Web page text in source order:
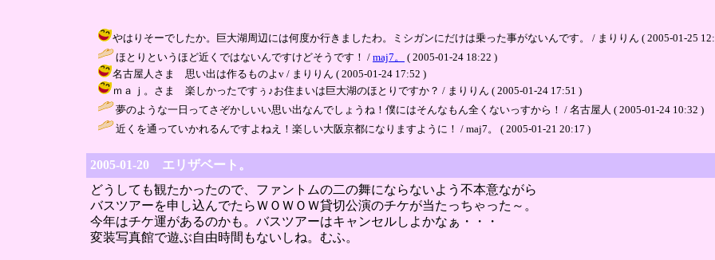
やはりそーでしたか。巨大湖周辺には何度か行きましたわ。ミシガンにだけは乗った事がないんです。 / まりりん ( 2005-01-25
ほとりというほど近くではないんですけどそうです！ / maj7。
( 2005-01-24 18:22 )
名古屋人さま 思い出は作るものよv / まりりん ( 2005-01-24 17:52 )
ｍａｊ。さま 楽しかったですぅ♪お住まいは巨大湖のほとりですか？ / まりりん ( 2005-01-24 17:51 )
夢のような一日ってさぞかしいい思い出なんでしょうね！僕にはそんなもん全くないっすから！ / 名古屋人 ( 2005-01-24 10:32 )
近くを通っていかれるんですよねえ！楽しい大阪京都になりますように！ / maj7。 ( 2005-01-21 20:17 )
2005-01-20 エリザベート。
どうしても観たかったので、ファントムの二の舞にならないよう不本意ながら
バスツアーを申し込んでたらＷＯＷＯＷ貸切公演のチケが当たっちゃった～。
今年はチケ運があるのかも。バスツアーはキャンセルしよかなぁ・・・
変装写真館で遊ぶ自由時間もないしね。むふ。